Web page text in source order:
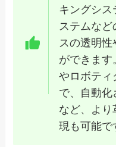
キングシス
ステムなど
スの透明性
ができます
やロボティ
で、自動化
など、より
現も可能で